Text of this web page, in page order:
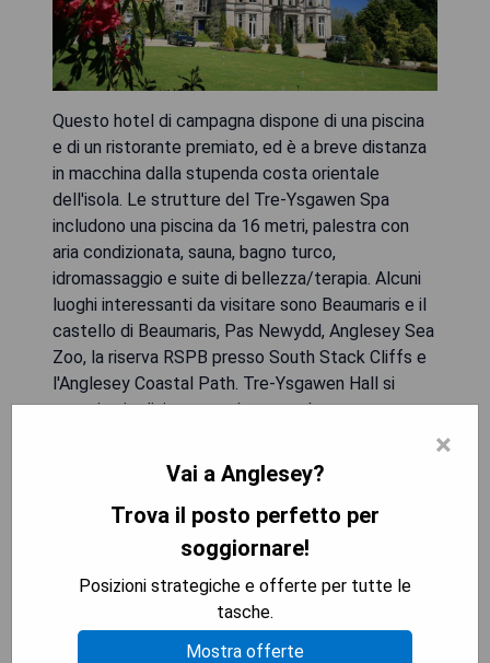
Questo hotel di campagna dispone di una piscina
e di un ristorante premiato, ed è a breve distanza
in macchina dalla stupenda costa orientale
dell'isola. Le strutture del Tre-Ysgawen Spa
includono una piscina da 16 metri, palestra con
aria condizionata, sauna, bagno turco,
idromassaggio e suite di bellezza/terapia. Alcuni
luoghi interessanti da visitare sono Beaumaris e il
castello di Beaumaris, Pas Newydd, Anglesey Sea
Zoo, la riserva RSPB presso South Stack Cliffs e
l'Anglesey Coastal Path. Tre-Ysgawen Hall si
trova in giardini appartati, prato e bosco.
- Piscina interna
- Ristorante premiato
- Facilità benessere come sauna e bagno turco
- Posizione isolata con giardini incantevoli
VEDI IL PREZZO MIGLIORE
×
Vai a Anglesey?
Trova il posto perfetto per
soggiornare!
Posizioni strategiche e offerte per tutte le
tasche.
Mostra offerte